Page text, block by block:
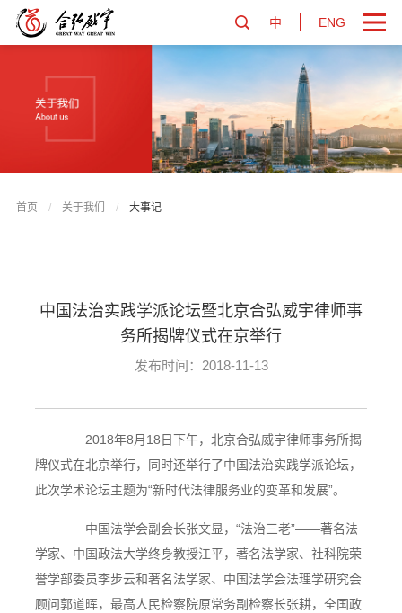
ENG
中
首页 / 关于我们 / 大事记
中国法治实践学派论坛暨北京合弘威宇律师事
务所揭牌仪式在京举行
发布时间：2018-11-13
2018年8月18日下午，北京合弘威宇律师事务所揭
牌仪式在北京举行，同时还举行了中国法治实践学派论坛，
此次学术论坛主题为“新时代法律服务业的变革和发展”。
中国法学会副会长张文显，“法治三老”——著名法
学家、中国政法大学终身教授江平，著名法学家、社科院荣
誉学部委员李步云和著名法学家、中国法学会法理学研究会
顾问郭道晖，最高人民检察院原常务副检察长张耕，全国政